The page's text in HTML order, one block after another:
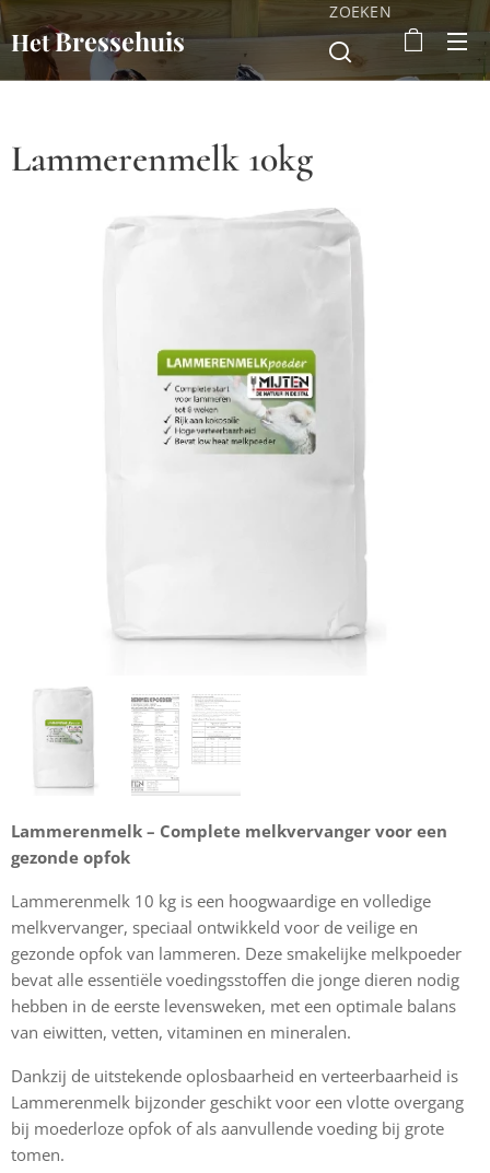
HetBressehuis
ZOEKEN
Lammerenmelk 10kg
Lammerenmelk – Complete melkvervanger voor een
gezonde opfok
Lammerenmelk 10 kg is een hoogwaardige en volledige
melkvervanger, speciaal ontwikkeld voor de veilige en
gezonde opfok van lammeren. Deze smakelijke melkpoeder
bevat alle essentiële voedingsstoffen die jonge dieren nodig
hebben in de eerste levensweken, met een optimale balans
van eiwitten, vetten, vitaminen en mineralen.
Dankzij de uitstekende oplosbaarheid en verteerbaarheid is
Lammerenmelk bijzonder geschikt voor een vlotte overgang
bij moederloze opfok of als aanvullende voeding bij grote
tomen.